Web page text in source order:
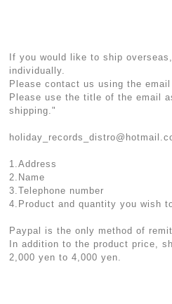
If you would like to ship
individually.
Please contact us using the email
Please use the title of the email
shipping."
1.Address
2.Name
3.Telephone number
4.Product and quantity you wish
Paypal is the only method of
In addition to the product price,
2,000 yen to 4,000 yen.